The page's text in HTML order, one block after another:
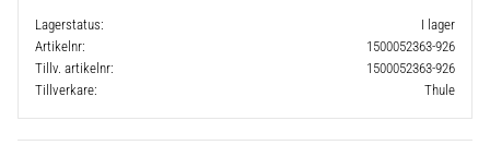
Lagerstatus
I lager
Artikelnr
1500052363-926
Tillv. artikelnr
1500052363-926
Tillverkare
Thule